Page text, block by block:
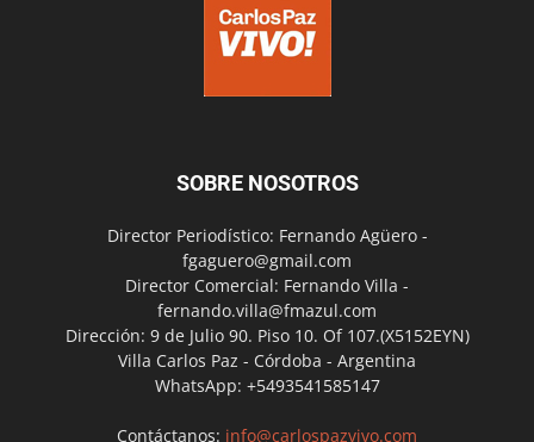
SOBRE NOSOTROS
Director Periodístico: Fernando Agüero -
fgaguero@gmail.com
Director Comercial: Fernando Villa -
fernando.villa@fmazul.com
Dirección: 9 de Julio 90. Piso 10. Of 107.(X5152EYN)
Villa Carlos Paz - Córdoba - Argentina
WhatsApp: +5493541585147
Contáctanos: info@carlospazvivo.com